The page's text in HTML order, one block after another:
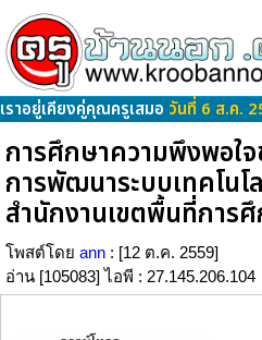
เราอยู่เคียงคู่คุณครูเสมอ วันที่ 6 ส.ค.
การศึกษาความพึงพอใ
การพัฒนาระบบเทคโนโ
สำนักงานเขตพื้นที่การ
โพสต์โดย ann : [12 ต.ค. 2559]
อ่าน [105083] ไอพี : 27.145.206.104